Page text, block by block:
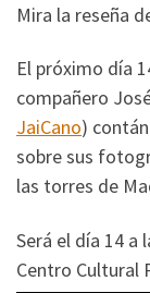
Mira la reseña
El próximo día
compañero
JaiCano)
sobre sus
las torres de
Será el día 14 a
Centro Cultural